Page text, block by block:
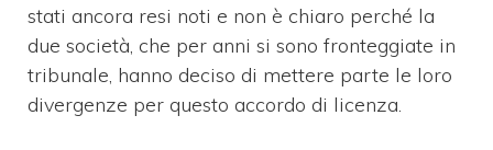
stati ancora resi noti e non è chiaro perché la
due società, che per anni si sono fronteggiate in
tribunale, hanno deciso di mettere parte le loro
divergenze per questo accordo di licenza.